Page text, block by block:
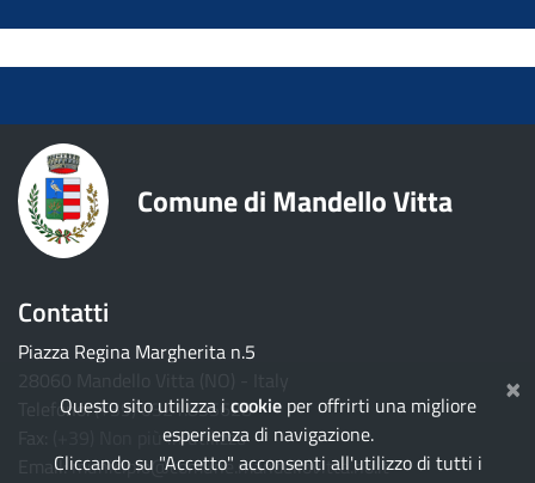
Questo sito utilizza i cookieper offrirti una migliore
esperienza di navigazione.
Cliccando su "Accetto" acconsenti all'utilizzo di tutti i
×
Comune di Mandello Vitta
Contatti
Piazza Regina Margherita n.5
Telefono:(+39) 0321.835628
(+39) Non più in utilizzo
Email:municipio@comune.mandellovitta.no.it